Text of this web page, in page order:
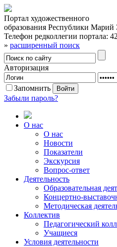
Портал художественного
образования Республики Марий
Телефон редколлегии портала:
» расширенный поиск
Авторизация
Запомнить
Забыли пароль?
О нас
О нас
Новости
Показатели
Экскурсия
Вопрос-ответ
Деятельность
Образовательная
Концертно-
Методическая
Коллектив
Педагогический
Учащиеся
Условия деятельности